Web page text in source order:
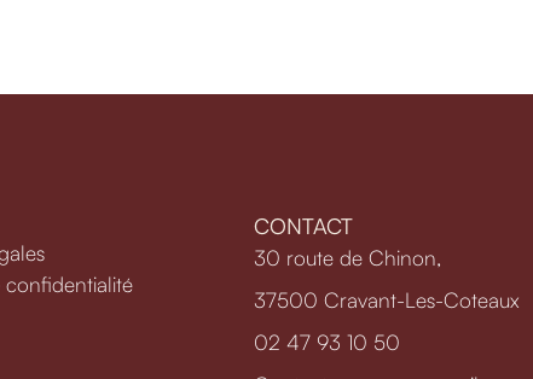
confidentialité
CONTACT
30 route de Chinon,
37500 Cravant-Les-Coteaux
02 47 93 10 50